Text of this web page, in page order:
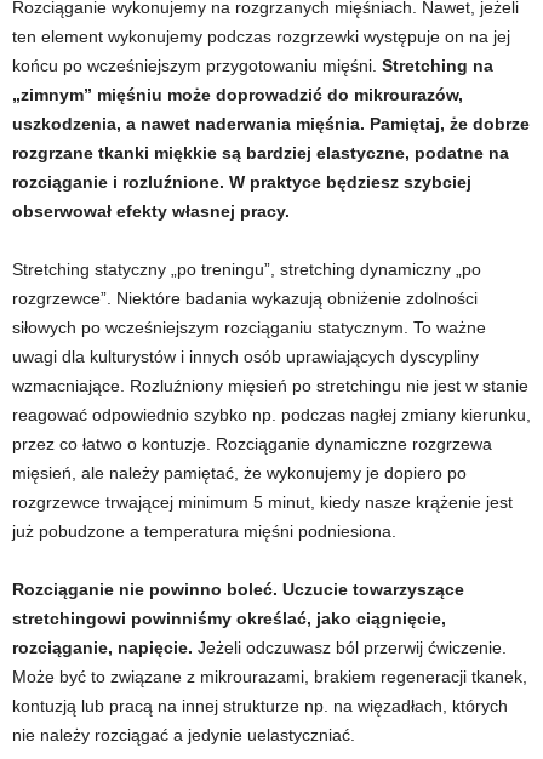
Rozciąganie wykonujemy na rozgrzanych mięśniach. Nawet, jeżeli
ten element wykonujemy podczas rozgrzewki występuje on na jej
końcu po wcześniejszym przygotowaniu mięśni. Stretching na
„zimnym” mięśniu może doprowadzić do mikrourazów,
uszkodzenia, a nawet naderwania mięśnia. Pamiętaj, że dobrze
rozgrzane tkanki miękkie są bardziej elastyczne, podatne na
rozciąganie i rozluźnione. W praktyce będziesz szybciej
obserwował efekty własnej pracy.
Stretching statyczny „po treningu”, stretching dynamiczny „po
rozgrzewce”. Niektóre badania wykazują obniżenie zdolności
siłowych po wcześniejszym rozciąganiu statycznym. To ważne
uwagi dla kulturystów i innych osób uprawiających dyscypliny
wzmacniające. Rozluźniony mięsień po stretchingu nie jest w stanie
reagować odpowiednio szybko np. podczas nagłej zmiany kierunku,
przez co łatwo o kontuzje. Rozciąganie dynamiczne rozgrzewa
mięsień, ale należy pamiętać, że wykonujemy je dopiero po
rozgrzewce trwającej minimum 5 minut, kiedy nasze krążenie jest
już pobudzone a temperatura mięśni podniesiona.
Rozciąganie nie powinno boleć. Uczucie towarzyszące
stretchingowi powinniśmy określać, jako ciągnięcie,
rozciąganie, napięcie. Jeżeli odczuwasz ból przerwij ćwiczenie.
Może być to związane z mikrourazami, brakiem regeneracji tkanek,
kontuzją lub pracą na innej strukturze np. na więzadłach, których
nie należy rozciągać a jedynie uelastyczniać.